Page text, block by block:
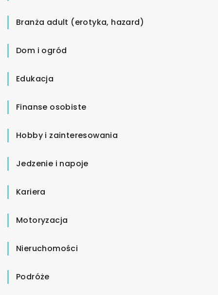
Branża adult (erotyka, hazard)
Dom i ogród
Edukacja
Finanse osobiste
Hobby i zainteresowania
Jedzenie i napoje
Kariera
Motoryzacja
Nieruchomości
Podróże